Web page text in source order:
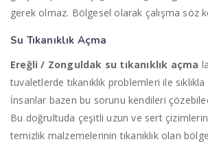
gerek olmaz. Bölgesel olarak çalışma söz
Su Tıkanıklık Açma
Ereğli / Zonguldak su tıkanıklık açma
tuvaletlerde tıkanıklık problemleri ile sıklıkla
İnsanlar bazen bu sorunu kendileri
Bu doğrultuda çeşitli uzun ve sert
temizlik malzemelerinin tıkanıklık olan